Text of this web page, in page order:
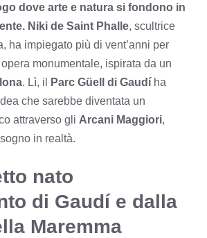
dove arte e natura si fondono in
Niki de Saint Phalle, scultrice
ha impiegato più di vent’anni per
monumentale, ispirata da un
. Lì, il Parc Güell di Gaudí ha
che sarebbe diventata un
attraverso gli Arcani Maggiori,
in realtà.
nato
di Gaudí e dalla
Maremma